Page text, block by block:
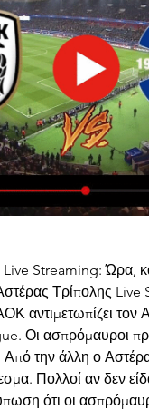
Streaming: Ώρα,
Τρίπολης Live
αντιμετωπίζει τον
Οι ασπρόμαυροι
Από την άλλη ο
Πολλοί αν δεν
ότι οι